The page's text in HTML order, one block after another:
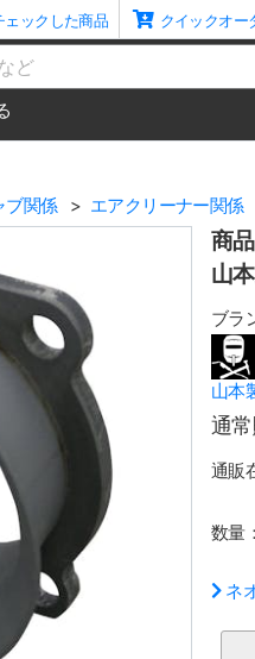
ェックした商品 クイックオー
ブ関係 エアクリーナー関係
商
山
ブラ
山本
通常
通販
数量：
ネ